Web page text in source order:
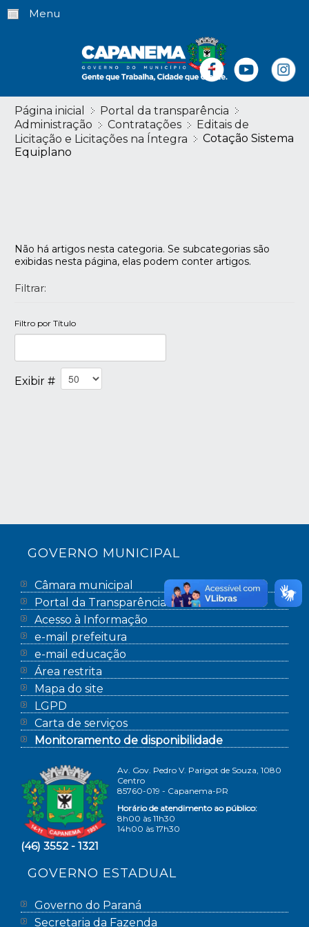
Menu
Página inicial
Portal da transparência
Administração
Contratações
Editais de
Licitação e Licitações na Íntegra
Cotação Sistema
Equiplano
Não há artigos nesta categoria. Se subcategorias são
exibidas nesta página, elas podem conter artigos.
Filtrar:
Filtro por Título
Exibir #
GOVERNO MUNICIPAL
Câmara municipal
Portal da Transparência
Acesso à Informação
e-mail prefeitura
e-mail educação
Área restrita
Mapa do site
LGPD
Carta de serviços
Monitoramento de disponibilidade
Av. Gov. Pedro V. Parigot de Souza, 1080
Centro
85760-019 - Capanema-PR
Horário de atendimento ao público:
8h00 às 11h30
14h00 às 17h30
(46) 3552 - 1321
GOVERNO ESTADUAL
Governo do Paraná
Secretaria da Fazenda